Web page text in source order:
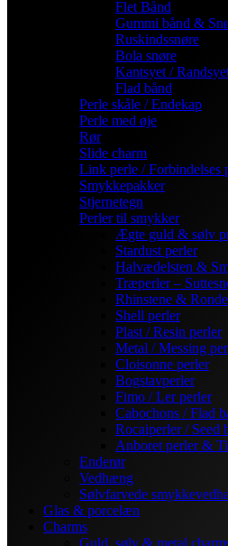
Flet Bånd
Gummi bånd &
Ruskindssnøre
Bola snøre
Kantsyet /
Flad bånd
Perle skåle / Endekap
Perle med øje
Rør
Slide charm
Link perle / Forbindelses
Smykkepakker
Stjernetegn
Perler til smykker
Ægte guld & sølv
Stardust perler
Halvædelsten &
Træperler –
Rhinstene &
Shell perler
Plast / Resin perler
Metal / Messing
Cloisonne perler
Bogstavperler
Fimo / Ler perler
Cabochons / Flad
Rocaiperler / Seed
Anboret perler &
Enderør
Vedhæng
Sølvfarvede
Glas & porcelæn
Charms
Guld, sølv & metal